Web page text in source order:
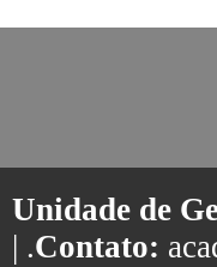
Unidade de
| .Contato: